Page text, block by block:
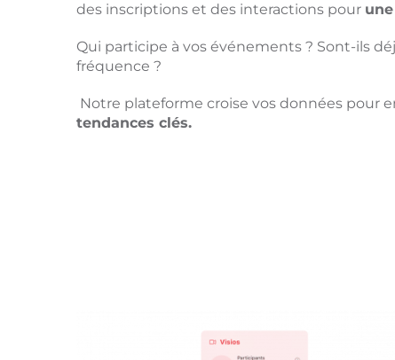
des inscriptions et des interactions pour
Qui participe à vos événements ? Sont-ils
fréquence ?
Notre plateforme croise vos données pour
tendances clés.